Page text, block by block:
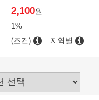
2,100원
1%
(조건) 지역별